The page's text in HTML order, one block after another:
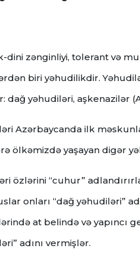
dini zənginliyi, tolerant və
biri yəhudilikdir.
dağ yəhudiləri, aşkenazilər
Azərbaycanda ilk
ölkəmizdə yaşayan digər
özlərini “cuhur”
onları “dağ yəhudiləri”
at belində və yapıncı
adını vermişlər.